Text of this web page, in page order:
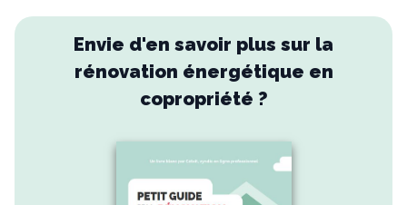
Envie d'en savoir plus sur la
rénovation énergétique en
copropriété ?